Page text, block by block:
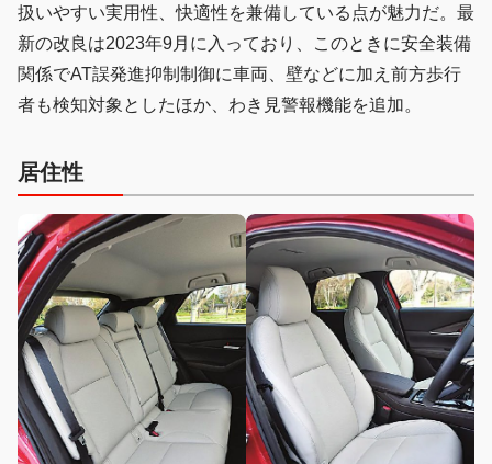
扱いやすい実用性、快適性を兼備している点が魅力だ。最
新の改良は2023年9月に入っており、このときに安全装備
関係でAT誤発進抑制制御に車両、壁などに加え前方歩行
者も検知対象としたほか、わき見警報機能を追加。
居住性